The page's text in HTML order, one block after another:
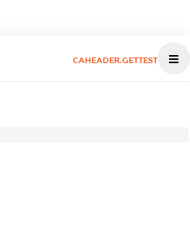
CAHEADER.GETTEST